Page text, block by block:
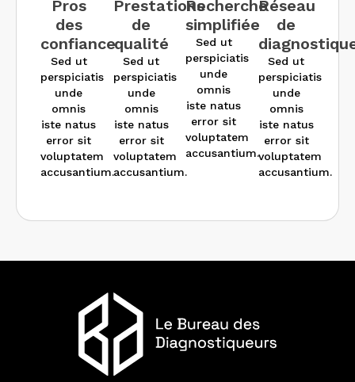
confiance
Sed ut
perspiciatis
unde
omnis
iste natus
error sit
voluptatem
accusantium.
qualité
Sed ut
perspiciatis
unde
omnis
iste natus
error sit
voluptatem
accusantium.
Sed ut
perspiciatis
unde
omnis
iste natus
error sit
voluptatem
accusantium.
Sed ut
perspiciatis
unde
omnis
iste natus
error sit
voluptatem
accusantium.